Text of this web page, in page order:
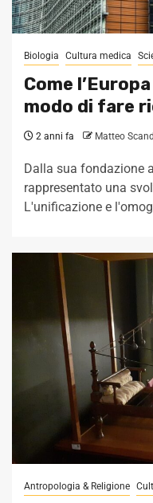
Biologia Cultura medica
Come
modo di fare
2 anni fa Matteo
Dalla sua fondazione
rappresentato una
L'unificazione e
Antropologia & Religione